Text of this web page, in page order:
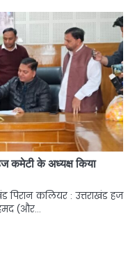
कमेटी के अध्यक्ष किया
पिरान कलियर : उत्तराखंड हज
(और…